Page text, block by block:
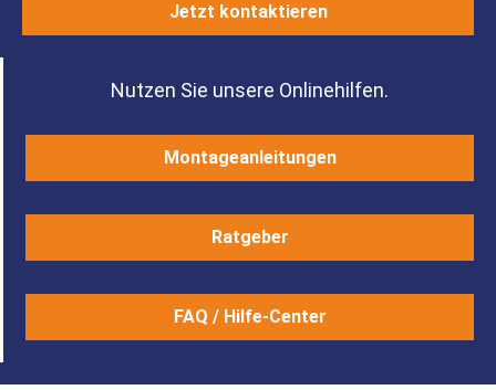
Jetzt kontaktieren
Nutzen Sie unsere Onlinehilfen.
Montageanleitungen
Ratgeber
FAQ / Hilfe-Center